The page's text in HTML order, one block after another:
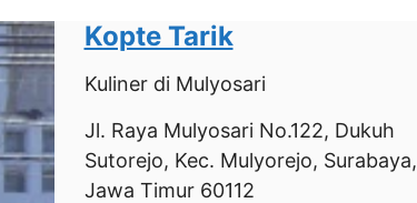
Kopte Tarik
Kulinerdi Mulyosari
Jl. Raya Mulyosari No.122, Dukuh
Sutorejo, Kec. Mulyorejo, Surabaya,
Jawa Timur 60112